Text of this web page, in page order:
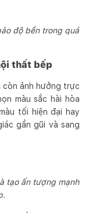
độ bền trong quá
thất bếp
còn ảnh hưởng trực
màu sắc hài hòa
tối hiện đại hay
gần gũi và sang
tạo ấn tượng mạnh